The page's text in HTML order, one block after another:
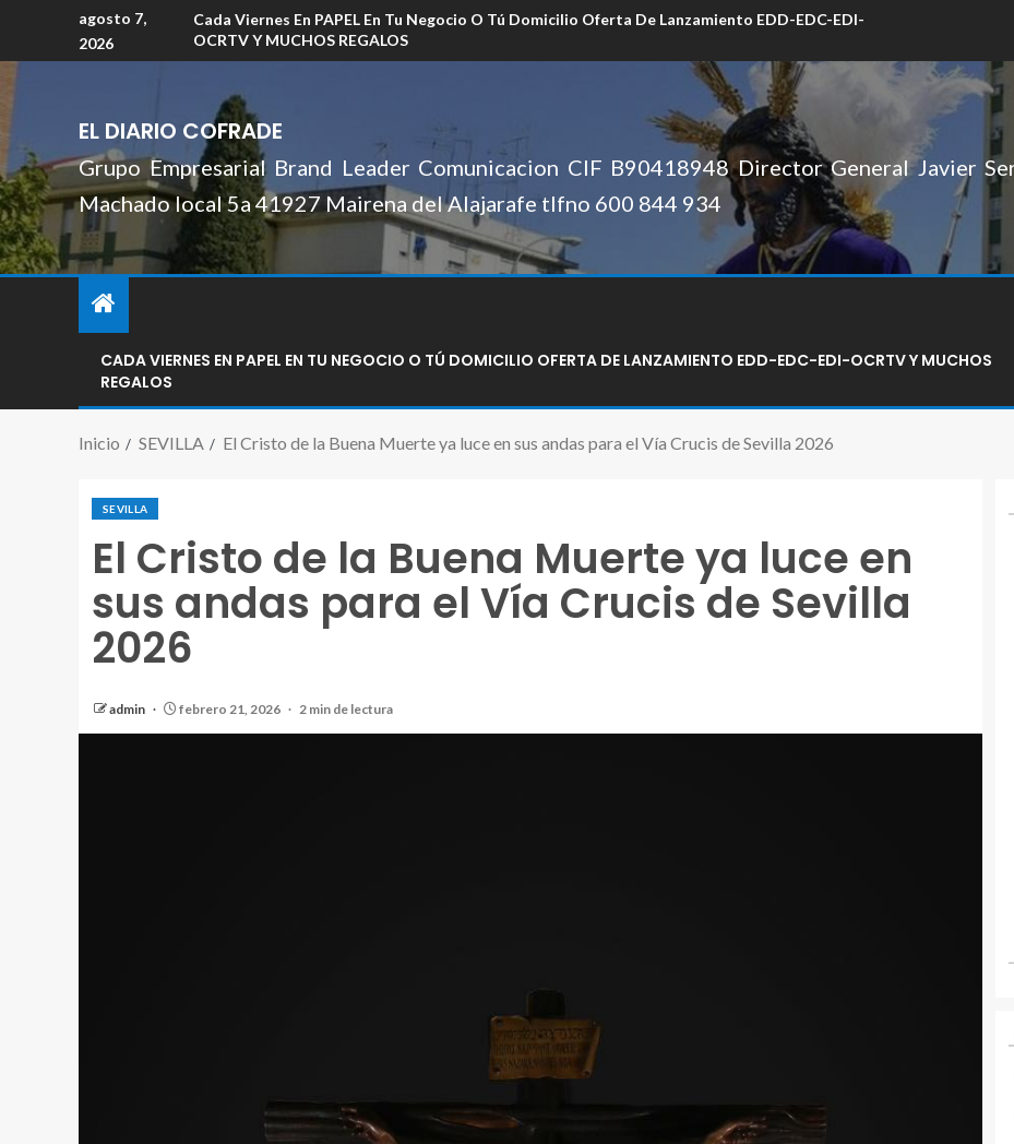
agosto 7,
2026
Cada Viernes En PAPEL En Tu Negocio O Tú Domicilio Oferta De Lanzamiento EDD-EDC-EDI-
OCRTV Y MUCHOS REGALOS
EL DIARIO COFRADE
Grupo Empresarial Brand Leader Comunicacion CIF B90418948 Director General Javier
Machado local 5a 41927 Mairena del Alajarafe tlfno 600 844 934
CADA VIERNES EN PAPEL EN TU NEGOCIO O TÚ DOMICILIO OFERTA DE LANZAMIENTO EDD-EDC-EDI-OCRTV Y MUCHOS
REGALOS
Inicio SEVILLA El Cristo de la Buena Muerte ya luce en sus andas para el Vía Crucis de Sevilla 2026
SEVILLA
El Cristo de la Buena Muerte ya luce en
sus andas para el Vía Crucis de Sevilla
2026
admin febrero 21, 2026 2 min de lectura